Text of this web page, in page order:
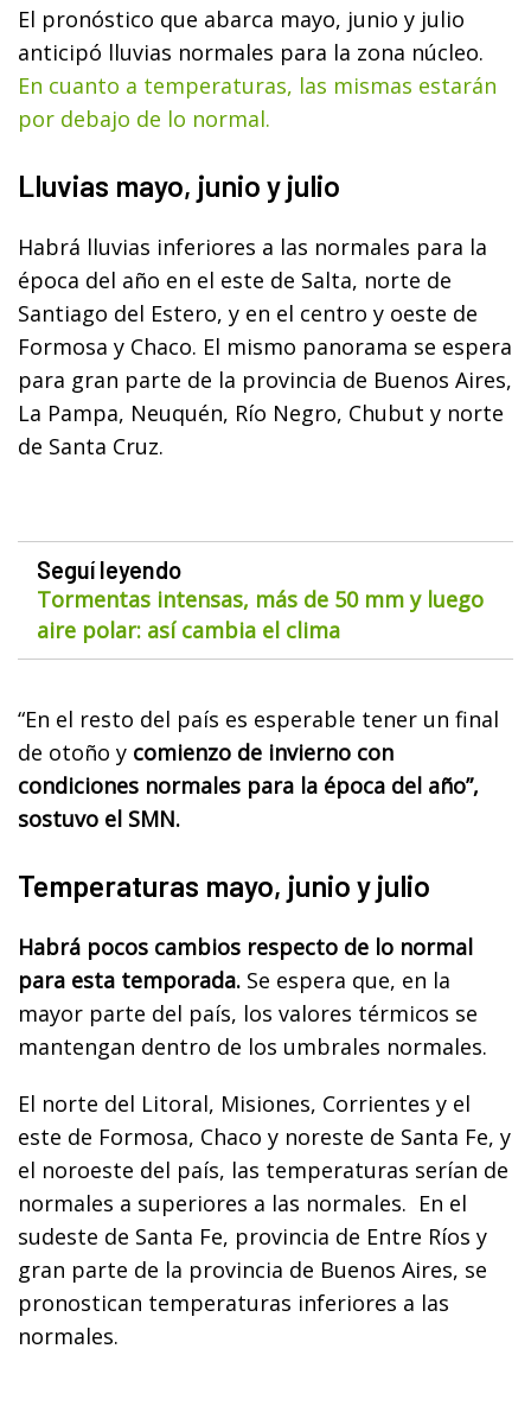
El pronóstico que abarca mayo, junio y julio
anticipó lluvias normales para la zona núcleo.
En cuanto a temperaturas, las mismas estarán
por debajo de lo normal.
Lluvias mayo, junio y julio
Habrá lluvias inferiores a las normales para la
época del año en el este de Salta, norte de
Santiago del Estero, y en el centro y oeste de
Formosa y Chaco. El mismo panorama se espera
para gran parte de la provincia de Buenos Aires,
La Pampa, Neuquén, Río Negro, Chubut y norte
de Santa Cruz.
Seguí leyendo
Tormentas intensas, más de 50 mm y luego
aire polar: así cambia el clima
“En el resto del país es esperable tener un final
de otoño y comienzo de invierno con
condiciones normales para la época del año”,
sostuvo el SMN.
Temperaturas mayo, junio y julio
Habrá pocos cambios respecto de lo normal
para esta temporada. Se espera que, en la
mayor parte del país, los valores térmicos se
mantengan dentro de los umbrales normales.
El norte del Litoral, Misiones, Corrientes y el
este de Formosa, Chaco y noreste de Santa Fe, y
el noroeste del país, las temperaturas serían de
normales a superiores a las normales. En el
sudeste de Santa Fe, provincia de Entre Ríos y
gran parte de la provincia de Buenos Aires, se
pronostican temperaturas inferiores a las
normales.